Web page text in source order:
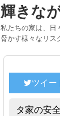
輝きな
私たちの家は、日
脅かす様々なリス
タ家の安